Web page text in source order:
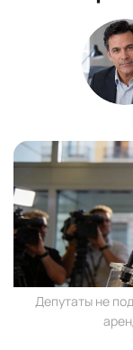
Депутаты не